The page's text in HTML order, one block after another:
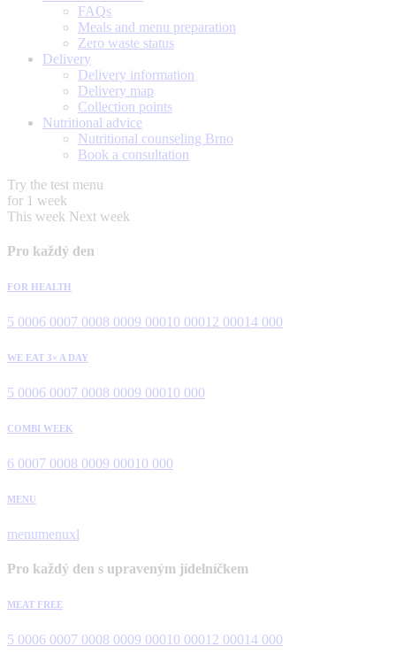
FAQs
Meals and menu preparation
Zero waste status
Delivery
Delivery information
Delivery map
Collection points
Nutritional advice
Nutritional counseling Brno
Book a consultation
Try the test menu
for 1 week
This week Next week
Pro každý den
FOR HEALTH
5 0006 0007 0008 0009 00010 00012 00014 000
WE EAT 3× A DAY
5 0006 0007 0008 0009 00010 000
COMBI WEEK
6 0007 0008 0009 00010 000
MENU
menumenuxl
Pro každý den s upraveným jídelníčkem
MEAT FREE
5 0006 0007 0008 0009 00010 00012 00014 000